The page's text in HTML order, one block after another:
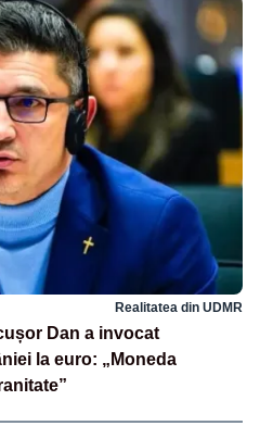
Realitatea din UDMR
Dan a invocat
la euro: „Moneda